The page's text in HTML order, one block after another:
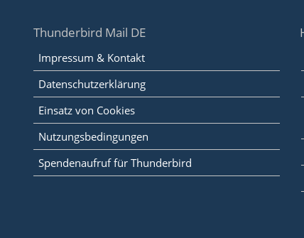
Thunderbird Mail DE
Impressum & Kontakt
Datenschutzerklärung
Einsatz von Cookies
Nutzungsbedingungen
Spendenaufruf für Thunderbird